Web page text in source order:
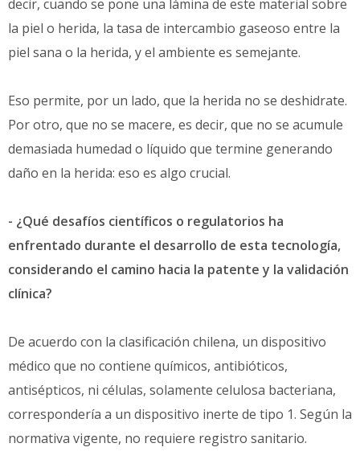
decir, cuando se pone una lámina de este material sobre
la piel o herida, la tasa de intercambio gaseoso entre la
piel sana o la herida, y el ambiente es semejante.
Eso permite, por un lado, que la herida no se deshidrate.
Por otro, que no se macere, es decir, que no se acumule
demasiada humedad o líquido que termine generando
daño en la herida: eso es algo crucial.
- ¿Qué desafíos científicos o regulatorios ha
enfrentado durante el desarrollo de esta tecnología,
considerando el camino hacia la patente y la validación
clínica?
De acuerdo con la clasificación chilena, un dispositivo
médico que no contiene químicos, antibióticos,
antisépticos, ni células, solamente celulosa bacteriana,
correspondería a un dispositivo inerte de tipo 1. Según la
normativa vigente, no requiere registro sanitario.